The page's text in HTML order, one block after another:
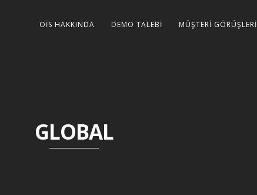
OİS HAKKINDA DEMO TALEBİ MÜŞTERİ GÖRÜŞLERİ
GLOBAL